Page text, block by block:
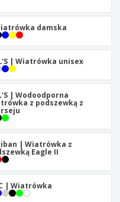
damska
| Wiatrówka unisex
| Wodoodporna
z podszewką z
| Wiatrówka z
Eagle II
| Wiatrówka